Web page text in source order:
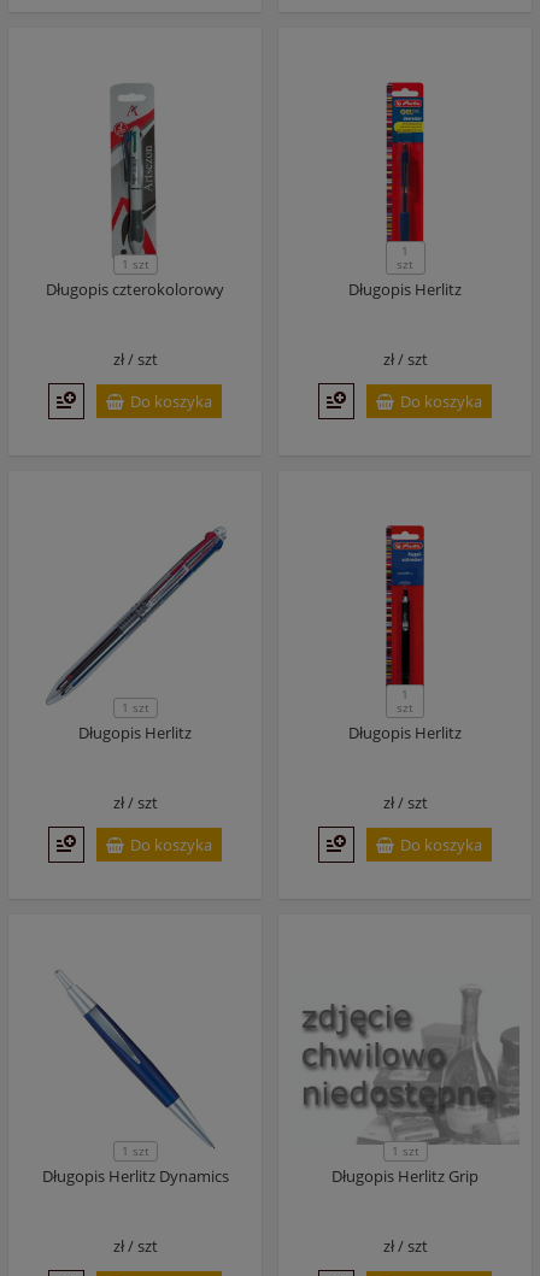
1 szt
Długopis czterokolorowy
zł /szt
Do koszyka
1
szt
Długopis Herlitz
zł /szt
Do koszyka
1 szt
Długopis Herlitz
zł /szt
Do koszyka
1
szt
Długopis Herlitz
zł /szt
Do koszyka
1 szt
Długopis Herlitz Dynamics
zł /szt
1 szt
Długopis Herlitz Grip
zł /szt